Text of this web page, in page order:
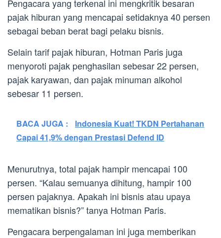
Pengacara yang terkenal ini mengkritik besaran
pajak hiburan yang mencapai setidaknya 40 persen
sebagai beban berat bagi pelaku bisnis.
Selain tarif pajak hiburan, Hotman Paris juga
menyoroti pajak penghasilan sebesar 22 persen,
pajak karyawan, dan pajak minuman alkohol
sebesar 11 persen.
BACA JUGA :
Indonesia Kuat! TKDN Pertahanan
Capai 41,9% dengan Prestasi Defend ID
Menurutnya, total pajak hampir mencapai 100
persen. “Kalau semuanya dihitung, hampir 100
persen pajaknya. Apakah ini bisnis atau upaya
mematikan bisnis?” tanya Hotman Paris.
Pengacara berpengalaman ini juga memberikan